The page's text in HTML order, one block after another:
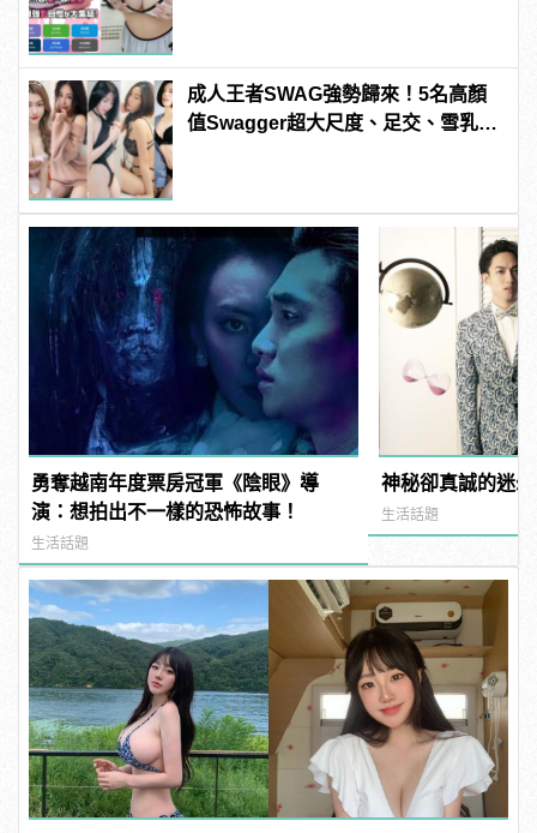
成人王者SWAG強勢歸來！5名高顏
值Swagger超大尺度、足交、雪乳、
勇奪越南年度票房冠軍《陰眼》導
演：想拍出不一樣的恐怖故事！
生活話題
神秘卻真誠的迷
生活話題